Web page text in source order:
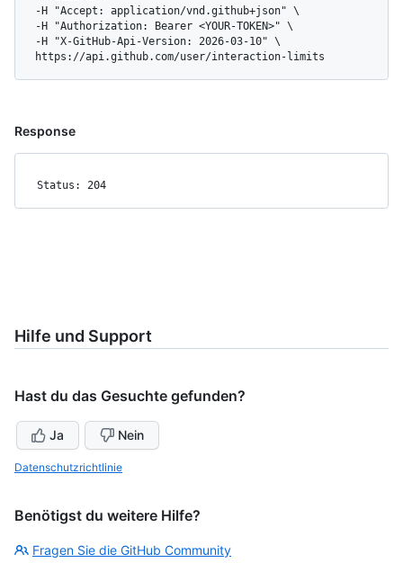
  https://api.github.com/user/interaction-limits
Response
Status: 204
Hilfe und Support
Hast du das Gesuchte gefunden?
Ja Nein
Datenschutzrichtlinie
Benötigst du weitere Hilfe?
Fragen Sie die GitHub Community